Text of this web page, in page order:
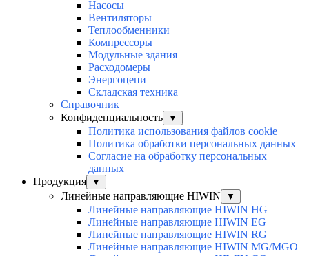
Насосы
Вентиляторы
Теплообменники
Компрессоры
Модульные здания
Расходомеры
Энергоцепи
Складская техника
Справочник
Конфиденциальность
▼
Политика использования файлов cookie
Политика обработки персональных данных
Согласие на обработку персональных
данных
Продукция
▼
Линейные направляющие HIWIN ▼
Линейные направляющие HIWIN HG
Линейные направляющие HIWIN EG
Линейные направляющие HIWIN RG
Линейные направляющие HIWIN MG/MGO